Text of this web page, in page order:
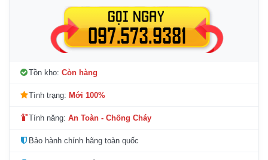
Tồn kho: Còn hàng
Tình trạng: Mới 100%
Tính năng: An Toàn - Chống Cháy
Bảo hành chính hãng toàn quốc